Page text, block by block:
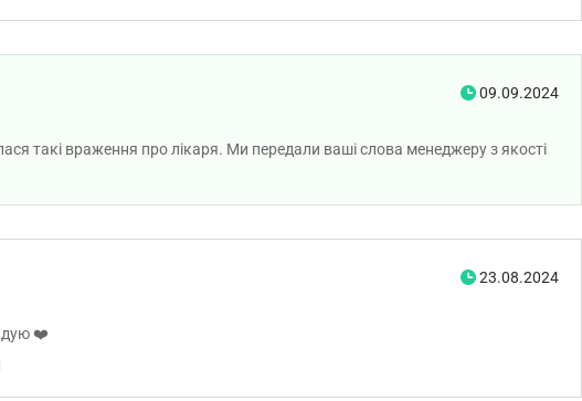
09.09.2024
такі враження про лікаря. Ми передали ваші слова менеджеру з якості
23.08.2024
❤️